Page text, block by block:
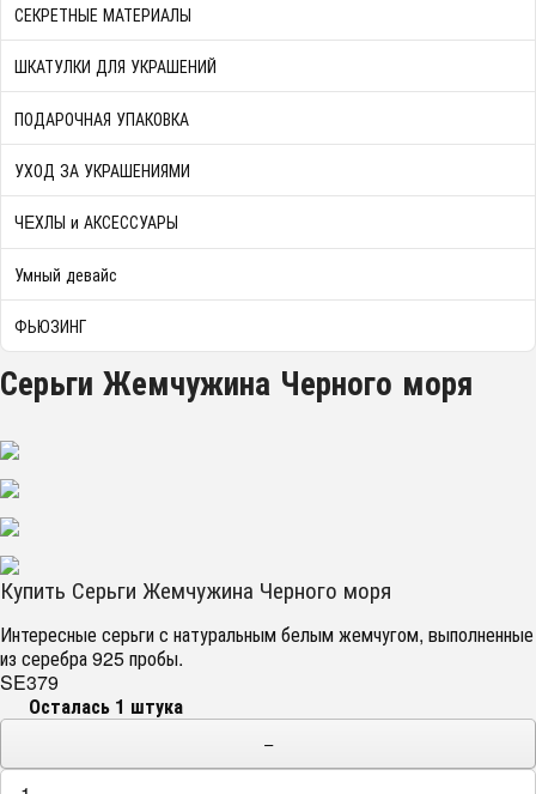
СЕКРЕТНЫЕ МАТЕРИАЛЫ
ШКАТУЛКИ ДЛЯ УКРАШЕНИЙ
ПОДАРОЧНАЯ УПАКОВКА
УХОД ЗА УКРАШЕНИЯМИ
ЧEХЛЫ и АКСЕССУАРЫ
Умный девайс
ФЬЮЗИНГ
Серьги Жемчужина Черного моря
Купить Серьги Жемчужина Черного моря
Интересные серьги с натуральным белым жемчугом, выполненные
из серебра 925 пробы.
SE379
Осталась 1 штука
−